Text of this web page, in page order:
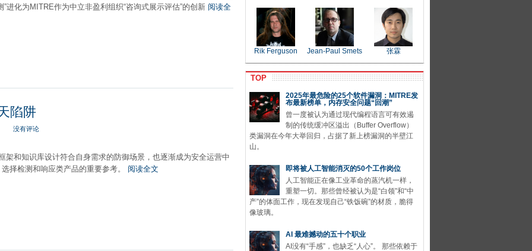
”进化为MITRE作为中立非盈利组织“咨询式展示评估”的创新 阅读全
陷阱
没有评论
架和知识库设计符合自身需求的防御场景，也逐渐成为安全运营中
择检测和响应类产品的重要参考。 阅读全文
Rik Ferguson Jean-Paul Smets 张霖
TOP
2025年最危险的25个软件漏洞：MITRE发
布最新榜单，内存安全问题“回潮”
曾一度被认为通过现代编程语言可有效遏
制的传统缓冲区溢出（Buffer Overflow）
类漏洞在今年大举回归，占据了新上榜漏洞的半壁江
山。
即将被人工智能消灭的50个工作岗位
人工智能正在像工业革命的蒸汽机一样，
重塑一切。那些曾经被认为是“白领”和“中
产”的体面工作，现在发现自己“铁饭碗”的材质，脆得
像玻璃。
AI 最难撼动的五十个职业
AI没有“手感”，也缺乏“人心”。 那些依赖于